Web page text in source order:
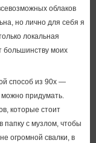
облаков
но лично для себя я
локальная
большинству моих
способ из 90х —
можно придумать.
которые стоит
папку с музлом, чтобы
огромной свалки, в